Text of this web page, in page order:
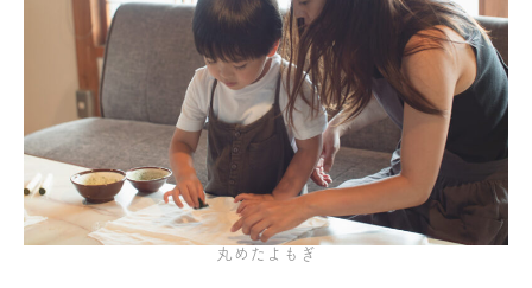
丸めたよもぎ